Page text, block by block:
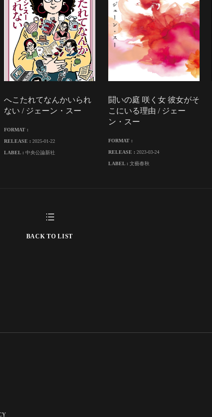
へこたれてなんかいられ
ない / ジェーン・スー
FORMAT :
RELEASE : 2025-01-22
LABEL : 中央公論新社
闘いの庭 咲く女 彼女がそ
こにいる理由 / ジェー
ン・スー
FORMAT :
RELEASE : 2023-03-24
LABEL : 文藝春秋
BACK TO LIST